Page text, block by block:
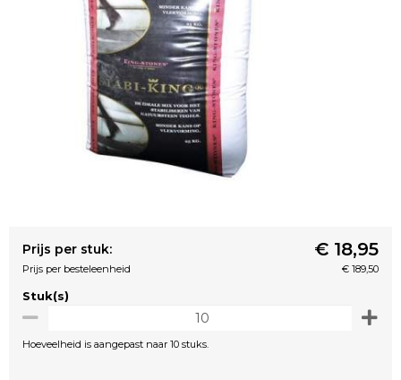
Prijs per stuk: € 18,95
Prijs per besteleenheid € 189,50
Stuk(s)
Hoeveelheid is aangepast naar 10 stuks.